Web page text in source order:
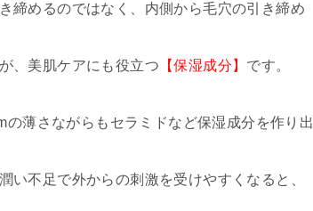
締めるのではなく、内側から毛穴の引き締め
、美肌ケアにも役立つ 【保湿成分】 です。
薄さながらもセラミドなど保湿成分を作り出
い不足で外からの刺激を受けやすくなると、